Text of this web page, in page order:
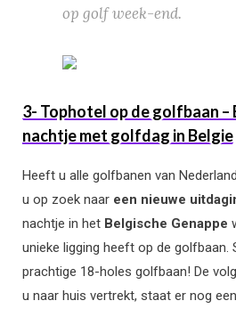
op golf week-end.
3- Tophotel op de golfbaan –
nachtje met golfdag in Belgie
Heeft u alle golfbanen van
u op zoek naar een nieuwe
nachtje in het Belgische Genappe
unieke ligging heeft op de golfbaan.
prachtige 18-holes golfbaan! De
u naar huis vertrekt, staat er nog